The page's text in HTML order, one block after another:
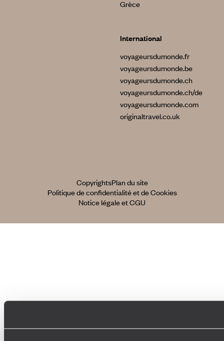
Grèce
International
voyageursdumonde.fr
voyageursdumonde.be
voyageursdumonde.ch
voyageursdumonde.ch/de
voyageursdumonde.com
originaltravel.co.uk
CopyrightsPlan du site
Politique de confidentialité et de Cookies
Notice légale et CGU